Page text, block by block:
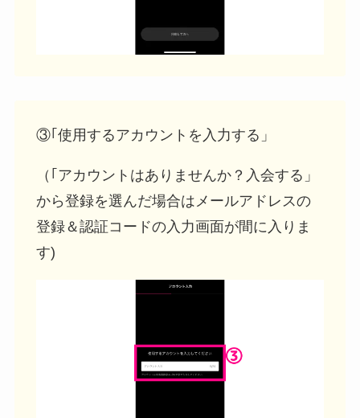
③｢使用するアカウントを入力する」
（｢アカウントはありませんか？入会する」
から登録を選んだ場合はメールアドレスの
登録＆認証コードの入力画面が間に入りま
す)